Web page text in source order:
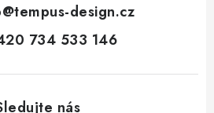
@tempus-design.cz
734 533 146